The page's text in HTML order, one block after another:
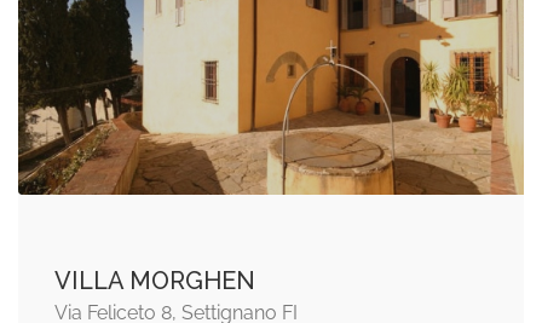
VILLA MORGHEN
Via Feliceto 8, Settignano FI